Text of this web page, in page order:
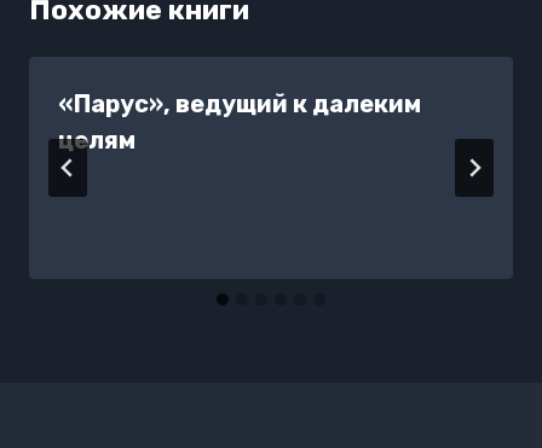
Похожие книги
«Парус», ведущий к далеким
целям